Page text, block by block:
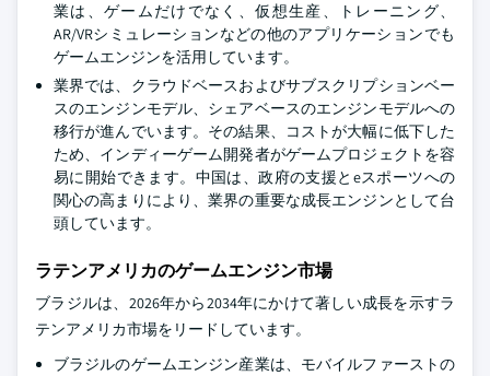
業は、ゲームだけでなく、仮想生産、トレーニング、
AR/VRシミュレーションなどの他のアプリケーションでも
ゲームエンジンを活用しています。
業界では、クラウドベースおよびサブスクリプションベー
スのエンジンモデル、シェアベースのエンジンモデルへの
移行が進んでいます。その結果、コストが大幅に低下した
ため、インディーゲーム開発者がゲームプロジェクトを容
易に開始できます。中国は、政府の支援とeスポーツへの
関心の高まりにより、業界の重要な成長エンジンとして台
頭しています。
ラテンアメリカのゲームエンジン市場
ブラジルは、2026年から2034年にかけて著しい成長を示すラ
テンアメリカ市場をリードしています。
ブラジルのゲームエンジン産業は、モバイルファーストの